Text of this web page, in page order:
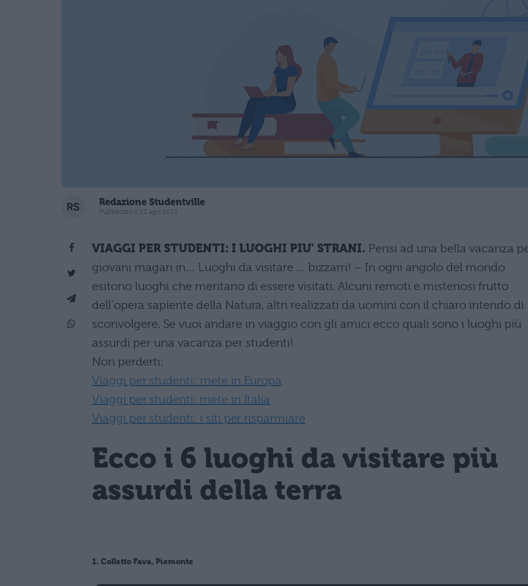
Redazione Studentville
Pubblicato il 13 ago 2013
VIAGGI PER STUDENTI: I LUOGHI PIU' STRANI. Pensi ad una bella vacanza
giovani magari in… Luoghi da visitare … bizzarri! – In ogni angolo del mondo
esitono luoghi che meritano di essere visitati. Alcuni remoti e misteriosi frutto
dell'opera sapiente della Natura, altri realizzati da uomini con il chiaro intendo di
sconvolgere. Se vuoi andare in viaggio con gli amici ecco quali sono i luoghi più
assurdi per una vacanza per studenti!
Non perderti:
Viaggi per studenti: mete in Europa
Viaggi per studenti: mete in Italia
Viaggi per studenti: i siti per risparmiare
Ecco i 6 luoghi da visitare più
assurdi della terra
1. Colletto Fava, Piemonte